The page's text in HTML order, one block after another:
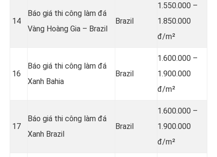
14
Báo giá thi công làm đá
Vàng Hoàng Gia – Brazil
Brazil
1.550.000 –
1.850.000
đ/m²
16
Báo giá thi công làm đá
Xanh Bahia
Brazil
1.600.000 –
1.900.000
đ/m²
17
Báo giá thi công làm đá
Xanh Brazil
Brazil
1.600.000 –
1.900.000
đ/m²